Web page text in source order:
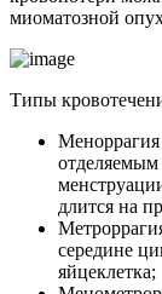
миоматозной
Типы
Меноррагия
отделяемым
длится на
середине
яйцеклетка;